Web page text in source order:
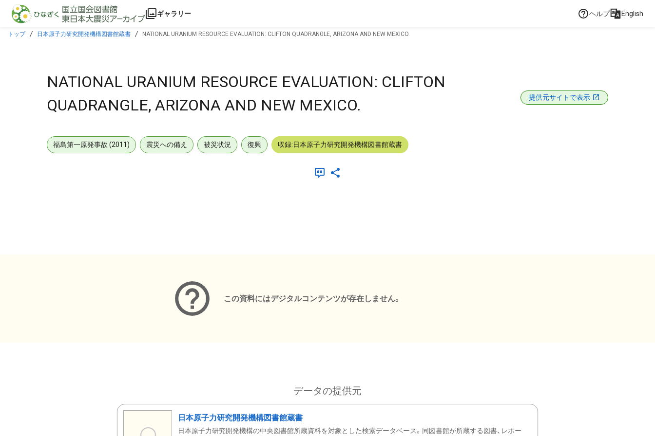
本文に飛ぶ
ギャラリー ヘルプ English
トップ 日本原子力研究開発機構図書館蔵書 NATIONAL URANIUM RESOURCE EVALUATION: CLIFTON QUADRANGLE, ARIZONA AND NEW MEXICO.
NATIONAL URANIUM RESOURCE EVALUATION: CLIFTON
QUADRANGLE, ARIZONA AND NEW MEXICO.
提供元サイトで表示
福島第一原発事故 (2011) 震災への備え 被災状況 復興 収録:日本原子力研究開発機構図書館蔵書
この資料にはデジタルコンテンツが存在しません。
データの提供元
日本原子力研究開発機構図書館蔵書
日本原子力研究開発機構の中央図書館所蔵資料を対象とした検索データベース。同図書館が所蔵する図書、レポー